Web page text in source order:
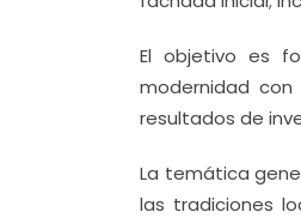
El objetivo es
modernidad
resultados de
La temática
las tradiciones